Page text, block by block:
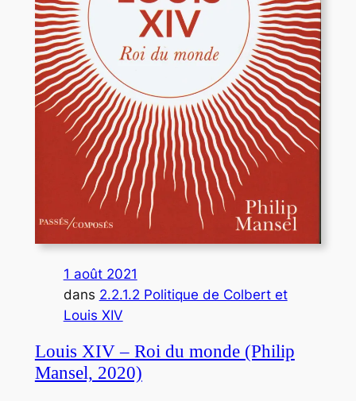
1 août 2021
dans 2.2.1.2 Politique de Colbert et
Louis XIV
Louis XIV – Roi du monde (Philip
Mansel, 2020)